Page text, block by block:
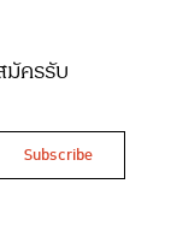
มัครรับ